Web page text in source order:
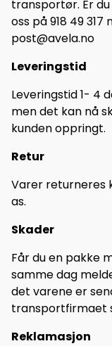
transportør. Er
oss på 918 49
post@avela.no
Leveringstid
Leveringstid 1- 4
men det kan nå
kunden oppringt.
Retur
Varer returneres
as.
Skader
Får du en pakke
samme dag
det varene er
transportfirmaet
Reklamasjon